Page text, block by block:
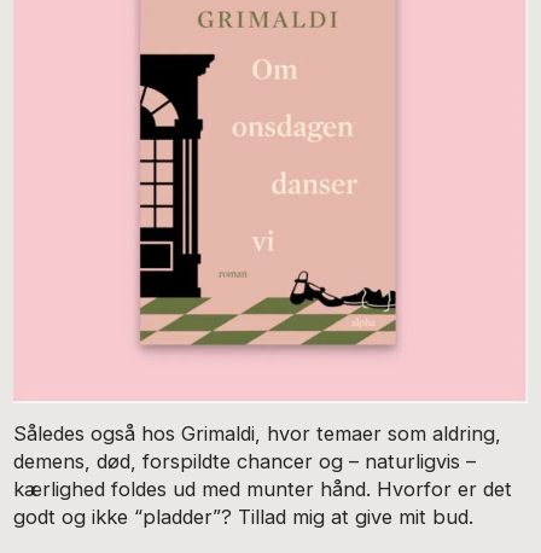
Således også hos Grimaldi, hvor temaer som aldring,
demens, død, forspildte chancer og – naturligvis –
kærlighed foldes ud med munter hånd. Hvorfor er det
godt og ikke “pladder”? Tillad mig at give mit bud.